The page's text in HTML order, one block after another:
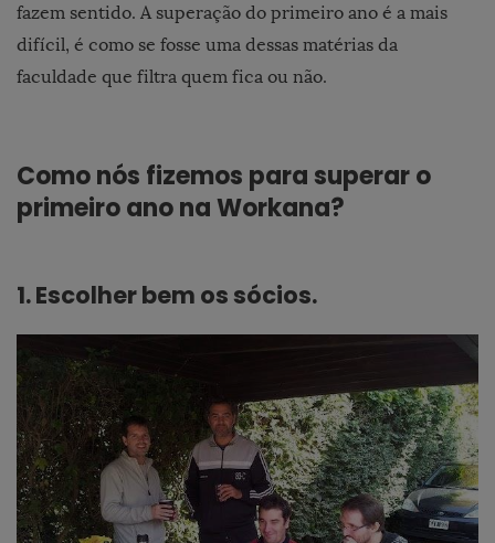
fazem sentido. A superação do primeiro ano é a mais
difícil, é como se fosse uma dessas matérias da
faculdade que filtra quem fica ou não.
Como nós fizemos para superar o
primeiro ano na Workana?
1.Escolher bem os sócios.